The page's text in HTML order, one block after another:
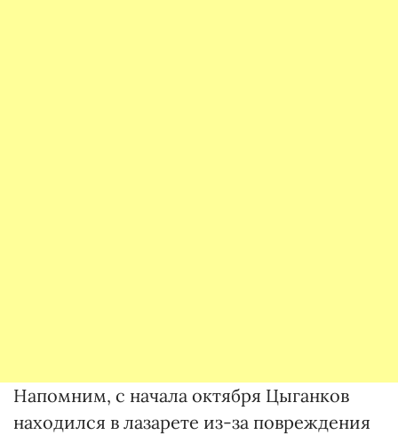
Напомним, с начала октября Цыганков
находился в лазарете из-за повреждения